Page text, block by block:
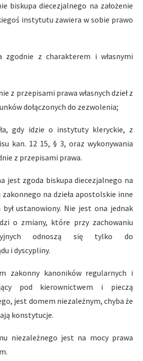
biskupa diecezjalnego na założenie
instytutu zawiera w sobie prawo
zgodnie z charakterem i własnymi
z przepisami prawa własnych dzieł z
dołączonych do zezwolenia;
gdy idzie o instytuty kleryckie, z
kan. 12 15, § 3, oraz wykonywania
z przepisami prawa.
jest zgoda biskupa diecezjalnego na
na dzieła apostolskie inne
ustanowiony. Nie jest ona jednak
o zmiany, które przy zachowaniu
odnoszą się tylko do
i dyscypliny.
zakonny kanoników regularnych i
pod kierownictwem i pieczą
jest domem niezależnym, chyba że
konstytucje.
niezależnego jest na mocy prawa